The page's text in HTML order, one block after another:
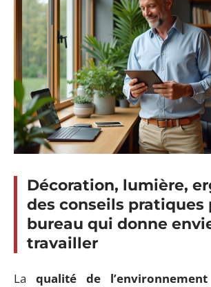
Décoration, lumière,
des conseils pratiques
bureau qui donne
travailler
La qualité de